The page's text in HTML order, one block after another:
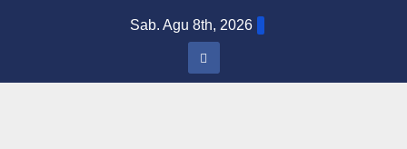
Sab. Agu 8th, 2026